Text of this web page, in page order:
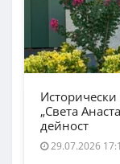
Исторически
„Света
дейност
29.07.2026